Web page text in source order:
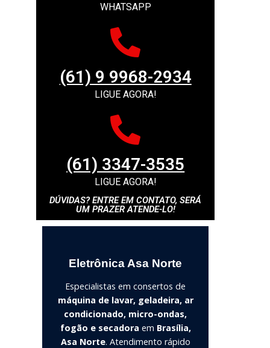
WHATSAPP
(61) 9 9968-2934
LIGUE AGORA!
(61) 3347-3535
LIGUE AGORA!
DÚVIDAS? ENTRE EM CONTATO, SERÁ
UM PRAZER ATENDE-LO!
Eletrônica Asa Norte
Especialistas em consertos de
máquina de lavar, geladeira, ar
condicionado, micro-ondas,
fogão e secadora em Brasília,
Asa Norte. Atendimento rápido